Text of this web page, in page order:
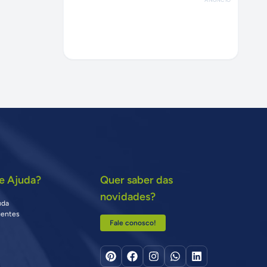
Ajuda?
Quer saber das
novidades?
Fale conosco!